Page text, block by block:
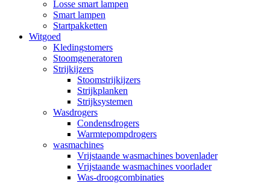
Losse smart lampen
Smart lampen
Startpakketten
Witgoed
Kledingstomers
Stoomgeneratoren
Strijkijzers
Stoomstrijkijzers
Strijkplanken
Strijksystemen
Wasdrogers
Condensdrogers
Warmtepompdrogers
wasmachines
Vrijstaande wasmachines bovenlader
Vrijstaande wasmachines voorlader
Was-droogcombinaties